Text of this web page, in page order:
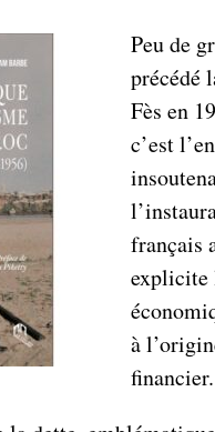
Peu de
précédé
Fès en
c’est
français
explicite
à
financier.